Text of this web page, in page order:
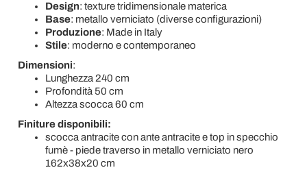
Design: texture tridimensionale materica
Base: metallo verniciato (diverse configurazioni)
Produzione: Made in Italy
Stile: moderno e contemporaneo
Dimensioni:
Lunghezza 240 cm
Profondità 50 cm
Altezza scocca 60 cm
Finiture disponibili:
scocca antracite con ante antracite e top in specchio
fumè - piede traverso in metallo verniciato nero
162x38x20 cm